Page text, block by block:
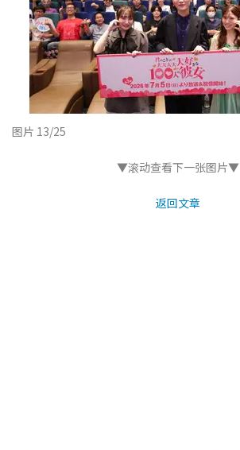
图片 13/25
▼滚动查看下一张图片▼
返回文章